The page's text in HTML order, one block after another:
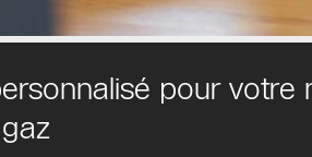
pour votre
dans votre demande, les